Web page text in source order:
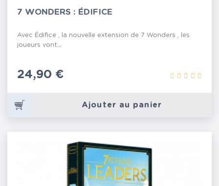
7 WONDERS : ÉDIFICE
Avec Édifice , la nouvelle extension de 7 Wonders , les
joueurs vont...
Prix
24,90 €
Ajouter au panier